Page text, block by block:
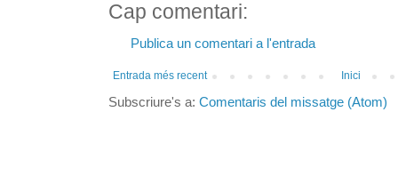
Cap comentari:
Publica un comentari a l'entrada
Entrada més recent Inici
Subscriure's a: Comentaris del missatge (Atom)